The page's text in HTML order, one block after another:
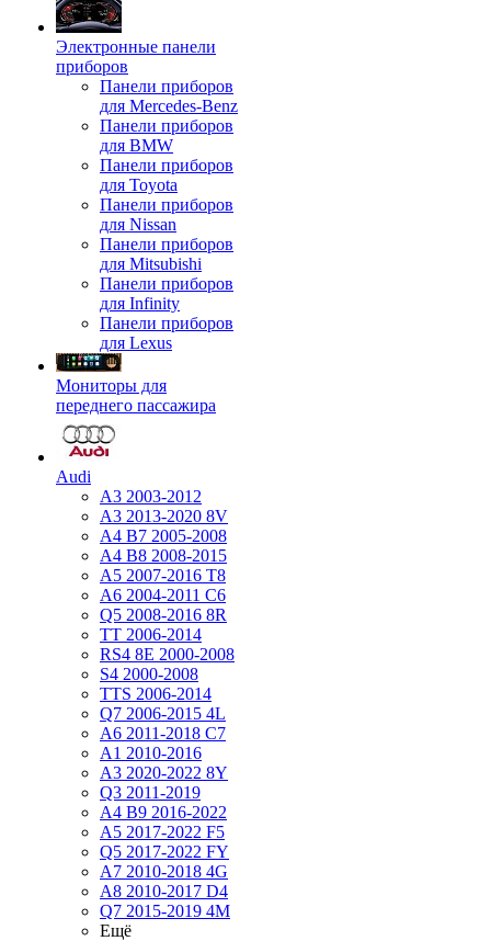
Электронные панели
приборов
Панели приборов
для Mercedes-Benz
Панели приборов
для BMW
Панели приборов
для Toyota
Панели приборов
для Nissan
Панели приборов
для Mitsubishi
Панели приборов
для Infinity
Панели приборов
для Lexus
Мониторы для
переднего пассажира
Audi
A3 2003-2012
A3 2013-2020 8V
A4 B7 2005-2008
A4 B8 2008-2015
A5 2007-2016 T8
A6 2004-2011 C6
Q5 2008-2016 8R
TT 2006-2014
RS4 8E 2000-2008
S4 2000-2008
TTS 2006-2014
Q7 2006-2015 4L
A6 2011-2018 С7
A1 2010-2016
A3 2020-2022 8Y
Q3 2011-2019
A4 B9 2016-2022
A5 2017-2022 F5
Q5 2017-2022 FY
A7 2010-2018 4G
A8 2010-2017 D4
Q7 2015-2019 4M
Ещё